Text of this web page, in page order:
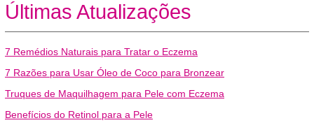
Últimas Atualizações
7 Remédios Naturais para Tratar o Eczema
7 Razões para Usar Óleo de Coco para Bronzear
Truques de Maquilhagem para Pele com Eczema
Benefícios do Retinol para a Pele